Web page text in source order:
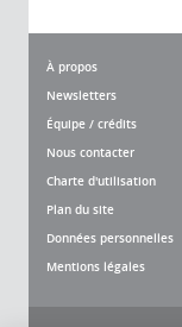
À propos
Newsletters
Équipe / crédits
Nous contacter
Charte d'utilisation
Plan du site
Données personnelles
Mentions légales